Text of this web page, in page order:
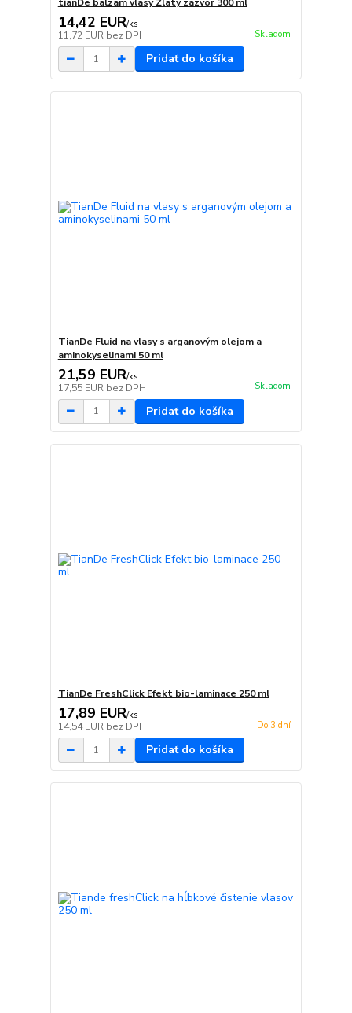
tianDe balzam vlasy Zlatý zázvor 300 ml
14,42 EUR/ks
11,72 EUR bez DPH Skladom
Pridať do košíka
TianDe Fluid na vlasy s arganovým olejom a
aminokyselinami 50 ml
21,59 EUR/ks
17,55 EUR bez DPH Skladom
Pridať do košíka
TianDe FreshClick Efekt bio-laminace 250 ml
17,89 EUR/ks
14,54 EUR bez DPH Do 3 dní
Pridať do košíka